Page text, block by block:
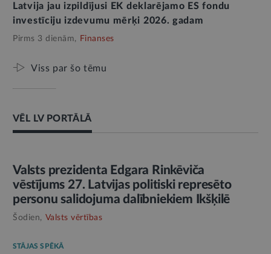
Latvija jau izpildījusi EK deklarējamo ES fondu
investīciju izdevumu mērķi 2026. gadam
Pirms 3 dienām, Finanses
Viss par šo tēmu
VĒL LV PORTĀLĀ
AMATPERSONAS RUNA
Valsts prezidenta Edgara Rinkēviča
vēstījums 27. Latvijas politiski represēto
personu salidojuma dalībniekiem Ikšķilē
Šodien, Valsts vērtības
STĀJAS SPĒKĀ